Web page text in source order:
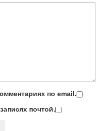
по email.
почтой.